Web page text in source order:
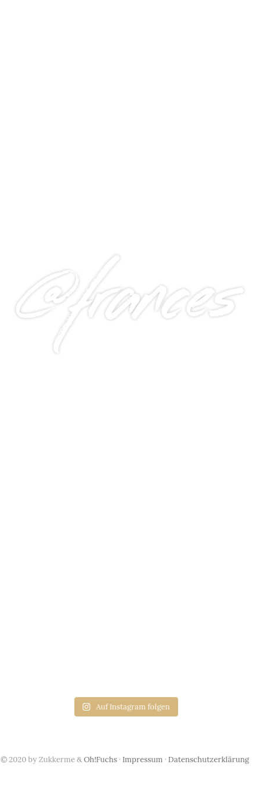
Auf Instagram folgen
@frances
© 2020 by Zukkerme &Oh!Fuchs · Impressum · Datenschutzerklärung